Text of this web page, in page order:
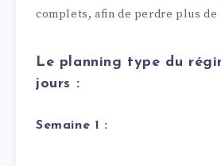
complets, afin de perdre plus de
Le planning type du
jours :
Semaine 1 :